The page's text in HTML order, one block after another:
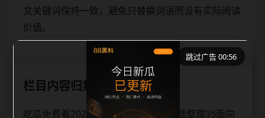
文关键词保持一致，避免只替换词语而没有实际阅读
价值。
栏目内容归集
吃瓜免费看2026最新投稿入口相关问题整理35面向
跳过广告 00:56